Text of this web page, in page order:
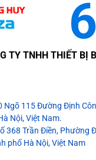
TY TNHH THIẾT BỊ
Ngõ 115 Đường Định
Nội, Việt Nam.
368 Trần Điền, Phường
phố Hà Nội, Việt Nam